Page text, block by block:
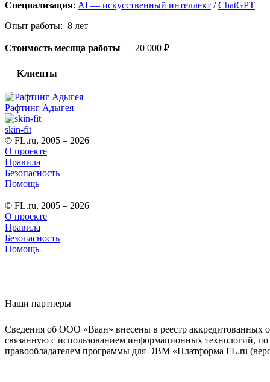
Специализация: AI — искусственный интеллект /ChatGPT
Опыт работы: 8 лет
Стоимость месяца работы — 20 000 ₽
Клиенты
Рафтинг Адыгея
skin-fit
© FL.ru, 2005 – 2026
О проекте
Правила
Безопасность
Помощь
© FL.ru, 2005 – 2026
О проекте
Правила
Безопасность
Помощь
Наши партнеры
Сведения об ООО «Ваан» внесены в реестр аккредитованных
связанную с использованием информационных технологий,
правообладателем программы для ЭВМ «Платформа FL.ru